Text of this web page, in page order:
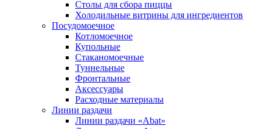
Столы для сбора пиццы
Холодильные витрины для ингредиентов
Посудомоечное
Котломоечное
Купольные
Стаканомоечные
Туннельные
Фронтальные
Аксессуары
Расходные материалы
Линии раздачи
Линии раздачи «Abat»